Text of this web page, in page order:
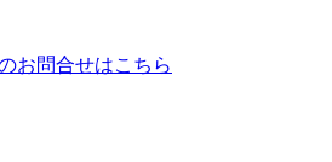
お問合せはこちら